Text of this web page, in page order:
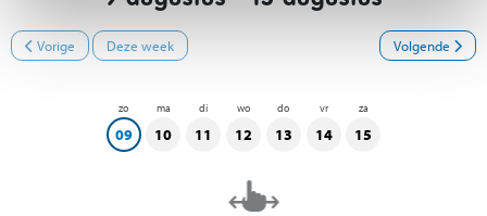
Vorige Deze week Volgende
zo
09
ma
10
di
11
wo
12
do
13
vr
14
za
15